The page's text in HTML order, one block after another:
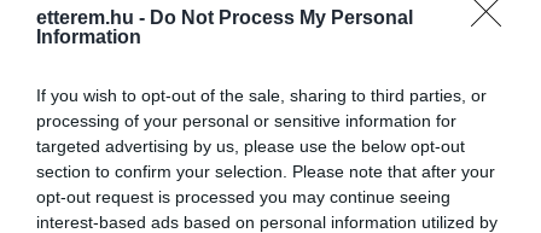
etterem.hu - Do Not Process My Personal
Information
If you wish to opt-out of the sale, sharing to third parties, or
processing of your personal or sensitive information for
targeted advertising by us, please use the below opt-out
section to confirm your selection. Please note that after your
opt-out request is processed you may continue seeing
interest-based ads based on personal information utilized by
1088 Budapest, Múzeum utca 5.
+36 20 533 5354
http://www.budapestburger.hu/
fb.com/AllAboutStreetFood/?fref=ts